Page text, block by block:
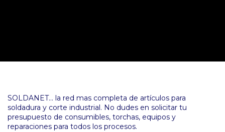
SOLDANET... la red mas completa de artículos para
soldadura y corte industrial. No dudes en solicitar tu
presupuesto de consumibles, torchas, equipos y
reparaciones para todos los procesos.